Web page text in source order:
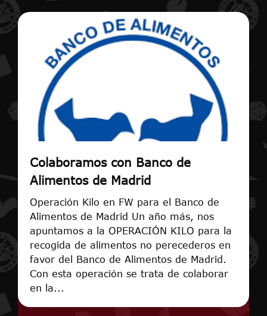
Colaboramos con Banco de
Alimentos de Madrid
Operación Kilo en FW para el Banco de
Alimentos de Madrid Un año más, nos
apuntamos a la OPERACIÓN KILO para la
recogida de alimentos no perecederos en
favor del Banco de Alimentos de Madrid.
Con esta operación se trata de colaborar
en la...